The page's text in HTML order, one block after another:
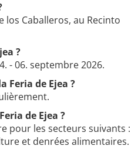
los Caballeros, au Recinto
?
- 06. septembre 2026.
Feria de Ejea ?
de Ejea ?
pour les secteurs suivants :
et denrées alimentaires.